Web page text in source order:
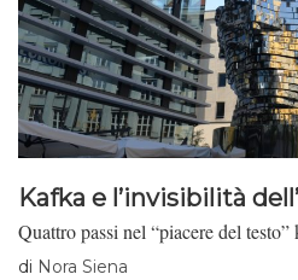
Kafka e l’invisibilità
Quattro passi nel “piacere del
di Nora Siena